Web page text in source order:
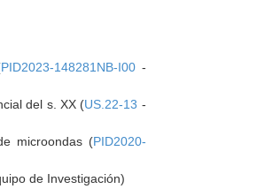
PID2023-148281NB-I00-
del s. XX (US.22-13 -
microondas (PID2020-
de Investigación)